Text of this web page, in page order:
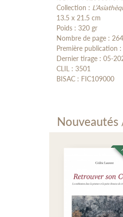
Collection :
13.5 x 21.5 cm
Poids : 320 gr
Nombre de page : 264
Première publication
Dernier tirage : 05-
CLIL : 3501
BISAC : FIC109000